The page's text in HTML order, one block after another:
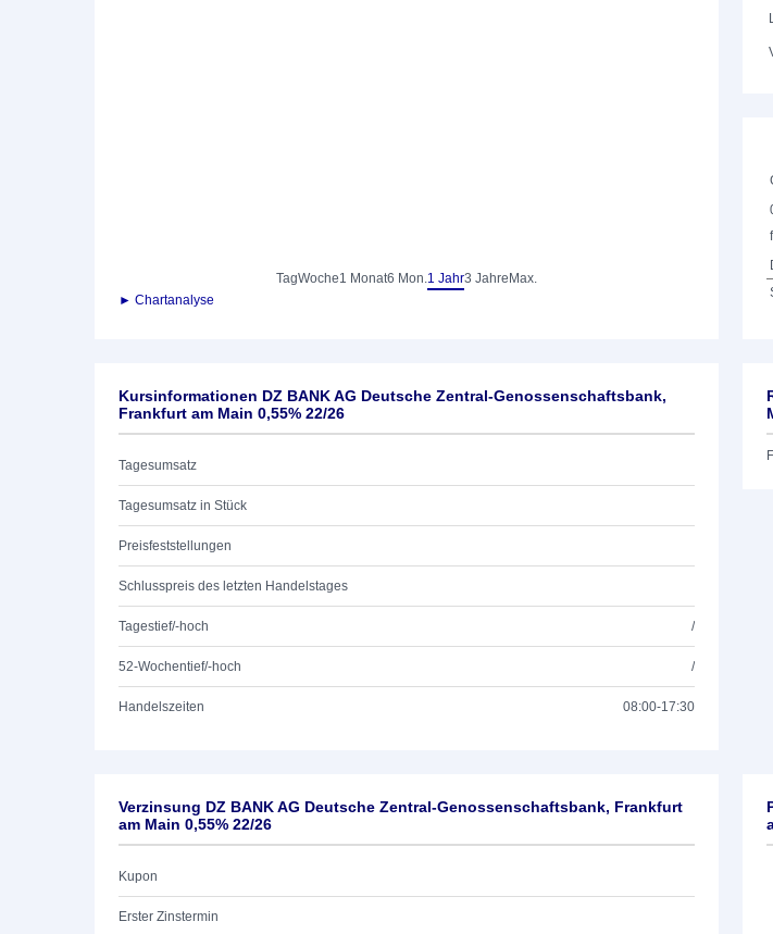
TagWoche1 Monat6 Mon.1 Jahr3 Jahre Max.
► Chartanalyse
Kursinformationen DZ BANK AG Deutsche Zentral-Genossenschaftsbank,
Frankfurt am Main 0,55% 22/26
Tagesumsatz
Tagesumsatz in Stück
Preisfeststellungen
Schlusspreis des letzten Handelstages
Tagestief/-hoch /
52-Wochentief/-hoch /
Handelszeiten 08:00-17:30
Verzinsung DZ BANK AG Deutsche Zentral-Genossenschaftsbank, Frankfurt
am Main 0,55% 22/26
Kupon
Erster Zinstermin